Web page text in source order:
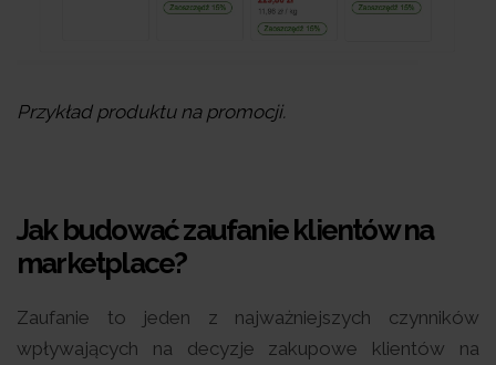
Przykład produktu na promocji.
Jak budować zaufanie klientów na
marketplace?
Zaufanie to jeden z najważniejszych czynników
wpływających na decyzje zakupowe klientów na